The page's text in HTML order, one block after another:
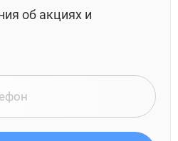
об акциях и